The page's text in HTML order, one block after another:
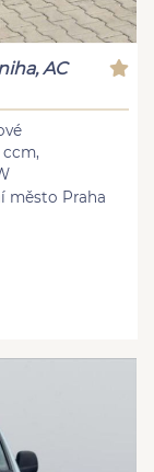
AC
ccm,
město Praha